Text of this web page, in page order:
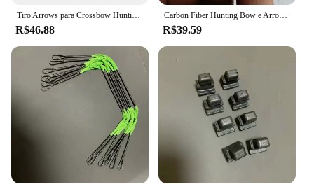
Tiro Arrows para Crossbow Hunting, Pontas de Alumínio, Parafuso, 6.25 "Comprimento, Flechas com Arco, Caça Acessórios, 12 PCs, 24 PCs, 36PCs
R$46.88
Carbon Fiber Hunting Bow e Arrows, Manganês Aço e Fatias de Fibra de Carbono, Toy Adulto Outdoor, Cross Bow Limb Bowstring, 50 a 80 libras
R$39.59